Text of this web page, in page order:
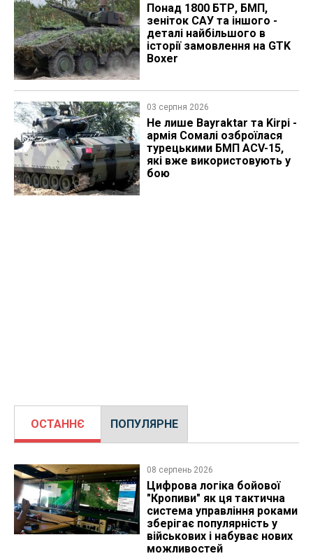
Понад 1800 БТР, БМП,
зеніток САУ та іншого -
деталі найбільшого в
історії замовлення на GTK
Boxer
03 серпня 2026
Не лише Bayraktar та Kirpi -
армія Сомалі озброїлася
турецькими БМП ACV-15,
які вже використовують у
бою
ОСТАННЄ ПОПУЛЯРНЕ
08 серпень 2026
Цифрова логіка бойової
"Кропиви" як ця тактична
система управління роками
зберігає популярність у
військових і набуває нових
можливостей